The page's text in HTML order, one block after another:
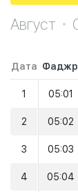
Август
Дата Фаджр
1 05:01
2 05:02
3 05:03
4 05:04